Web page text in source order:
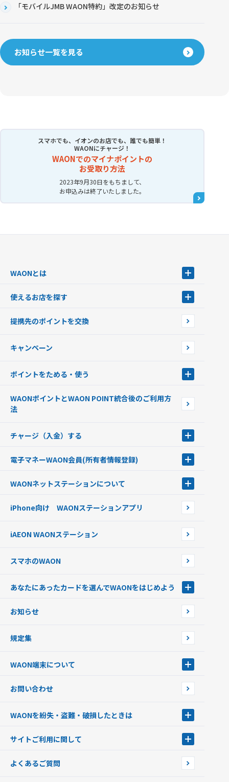
「モバイルJMB WAON特約」改定のお知らせ
お知らせ一覧を見る
スマホでも、イオンのお店でも、誰でも簡単！
WAONにチャージ！
WAONでのマイナポイントの
お受取り方法
2023年9月30日をもちまして、
お申込みは終了いたしました。
WAONとは
WAONを申込む
インターネット上でのお買い物について（ネット決済）
使えるお店を探す
店舗検索
イオン銀行ATM設置場所
提携先のポイントを交換
キャンペーン
ポイントをためる・使う
ポイントの有効期限について
WAONポイントとWAON POINT統合後のご利用方
法
チャージ（入金）する
現金でチャージする
銀行口座・ATMからチャージする
オートチャージ
ポイントからチャージする
チャージ上限金額の変更について
電子マネーWAON会員(所有者情報登録)
WAON POINTサービス会員登録に伴う個人データの共同利用のお知
WAONネットステーションについて
WAONネットステーションWAON端末について
iPhone向け WAONステーションアプリ
iAEON WAONステーション
スマホのWAON
あなたにあったカードを選んでWAONをはじめよう
フードバンク応援WAON
ご当地WAON
G.G WAON
WAONカード・WAONカードプラス
モバイルWAON
提携WAONカード
お知らせ
規定集
WAON端末について
WAONネットステーション
新型WAONステーション
WAONチャージャーmini
お問い合わせ
WAONを紛失・盗難・破損したときは
WAONカードの拾得について
サイトご利用に関して
企業情報
よくあるご質問